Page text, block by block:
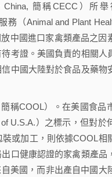
China, 簡稱CECC）所
（Animal and Plant
中國進口家禽類產品之因
考證。美國負責的相關人
中國大陸對於食品及藥物
稱COOL）。在美國食品
U.S.A.）之標示，但對於
或加工，則依據COOL相
口健康認證的家禽類產品
美國，而非出產自中國大